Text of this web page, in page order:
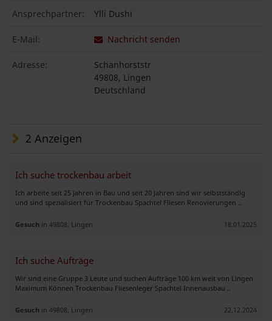
Ansprechpartner: Ylli Dushi
E-Mail: Nachricht senden
Adresse:
Schanhorststr
49808, Lingen
Deutschland
2 Anzeigen
Ich suche trockenbau arbeit
Ich arbeite seit 25 Jahren in Bau und seit 20 Jahren sind wir selbstständig
und sind spezialisiert für Trockenbau Spachtel Fliesen Renovierungen ..
Gesuch in 49808, Lingen 18.01.2025
Ich suche Aufträge
Wir sind eine Gruppe 3 Leute und suchen Aufträge 100 km weit von Lingen
Maximum Können Trockenbau Fliesenleger Spachtel Innenausbau ..
Gesuch in 49808, Lingen 22.12.2024